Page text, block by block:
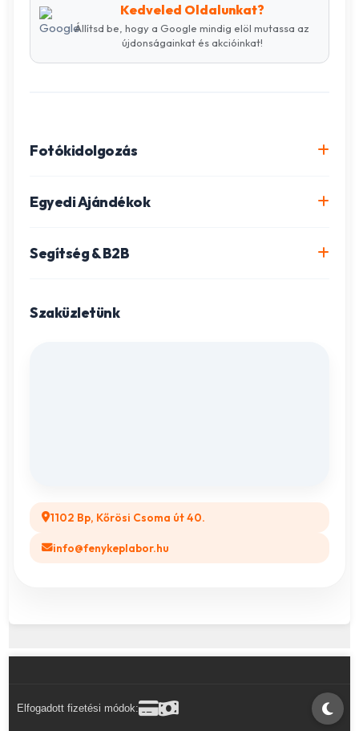
Kedveled Oldalunkat?
Állítsd be, hogy a Google mindig elöl mutassa az
újdonságainkat és akcióinkat!
Fotókidolgozás
Igazolványkép készítés
Egyedi Ajándékok
Gravírozott ajándékok
Segítség & B2B
Szaküzletünk
1102 Bp, Kőrösi Csoma út 40.
info@fenykeplabor.hu
Elfogadott fizetési módok: